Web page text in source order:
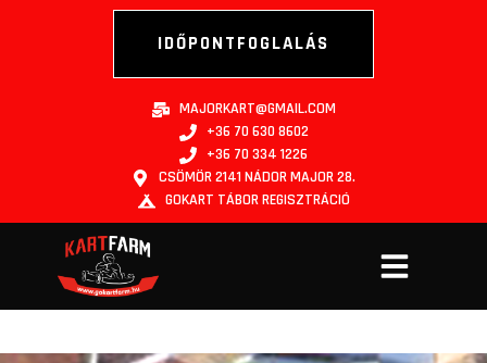
IDŐPONTFOGLALÁS
MAJORKART@GMAIL.COM
+36 70 630 8602
+36 70 334 1226
CSÖMÖR 2141 NÁDOR MAJOR 28.
GOKART TÁBOR REGISZTRÁCIÓ